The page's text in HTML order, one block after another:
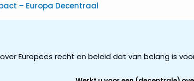
– Europa Decentraal
Europees recht en beleid dat van belang is